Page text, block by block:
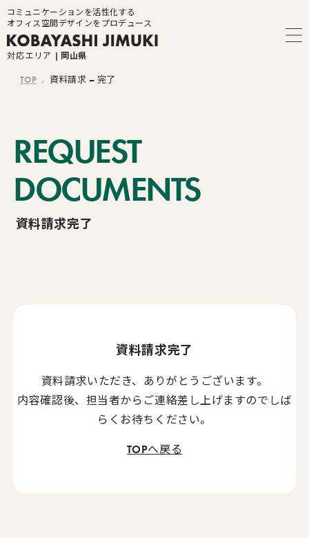
コンセプト
導入メリット
お知らせ
コミュニケーションを活性化する
オフィス空間デザインをプロデュース
対応エリア | 岡山県
TOP / 資料請求 – 完了
REQUEST
DOCUMENTS
資料請求完了
資料請求完了
資料請求いただき、ありがとうございます。
内容確認後、担当者からご連絡差し上げますのでしば
らくお待ちください。
TOPへ戻る